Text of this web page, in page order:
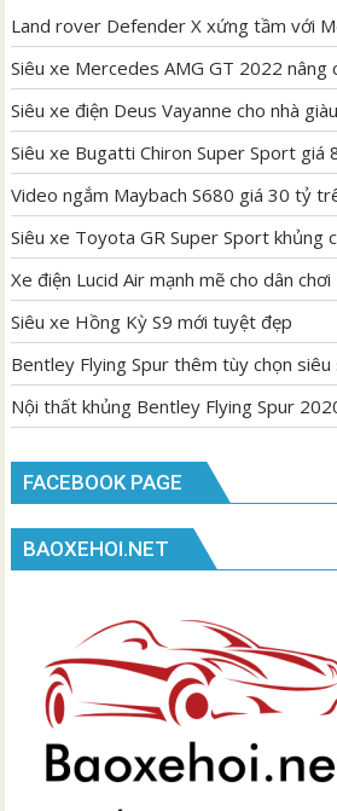
Land rover Defender X xứng tầm với
Siêu xe Mercedes AMG GT 2022 nâng
Siêu xe điện Deus Vayanne cho nhà giàu
Siêu xe Bugatti Chiron Super Sport giá
Video ngắm Maybach S680 giá 30 tỷ
Siêu xe Toyota GR Super Sport khủng
Xe điện Lucid Air mạnh mẽ cho dân chơi
Siêu xe Hồng Kỳ S9 mới tuyệt đẹp
Bentley Flying Spur thêm tùy chọn
Nội thất khủng Bentley Flying Spur
FACEBOOK PAGE
BAOXEHOI.NET